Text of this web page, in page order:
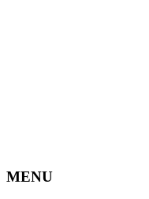
MENU